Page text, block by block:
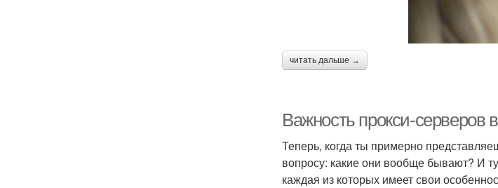
читать дальше →
Важность прокси-серверов
Теперь, когда ты примерно
вопросу: какие они вообще бывают? И
каждая из которых имеет свои